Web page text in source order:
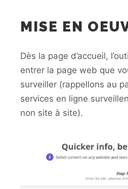
MISE EN
Dès la page d’accueil,
entrer la page web que
surveiller (rappellons au
services en ligne
non site à site).